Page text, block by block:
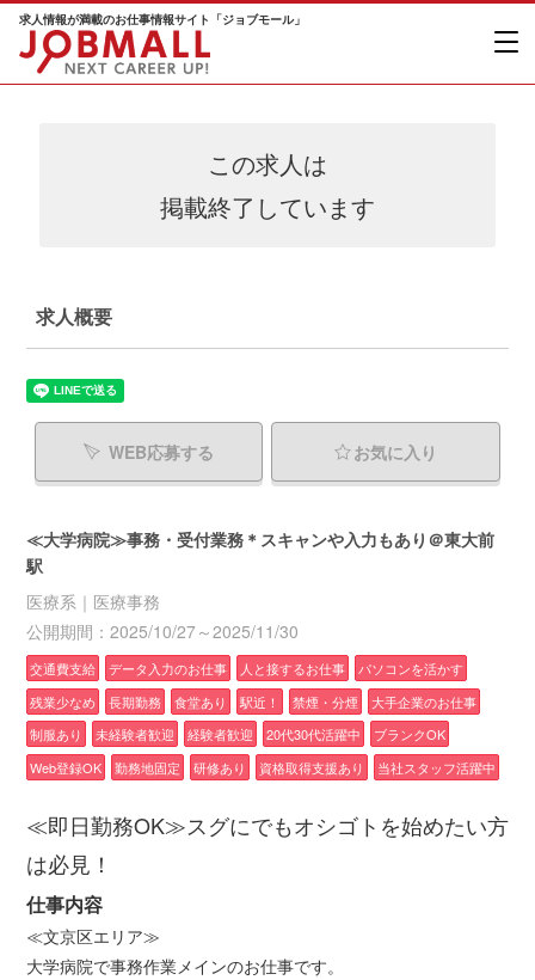
求人情報が満載のお仕事情報サイト「ジョブモール」
この求人は
掲載終了しています
求人概要
WEB応募する お気に入り
≪大学病院≫事務・受付業務＊スキャンや入力もあり＠東大前
駅
医療系｜医療事務
公開期間：2025/10/27～2025/11/30
交通費支給 データ入力のお仕事 人と接するお仕事
パソコンを活かす
残業少なめ
長期勤務 食堂あり 駅近！ 禁煙・分煙
大手企業のお仕事
制服あり
未経験者歓迎 経験者歓迎 20代30代活躍中
ブランクOK
Web登録OK
勤務地固定 研修あり 資格取得支援あり 当社スタッフ活躍中
≪即日勤務OK≫スグにでもオシゴトを始めたい方
は必見！
仕事内容
≪文京区エリア≫
大学病院で事務作業メインのお仕事です。